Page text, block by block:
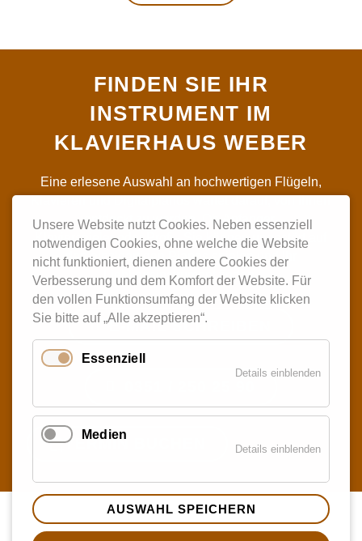
FINDEN SIE IHR
INSTRUMENT IM
KLAVIERHAUS WEBER
Eine erlesene Auswahl an hochwertigen Flügeln,
Klavieren und Digitalpianos wartet darauf, von Ihnen
entdeckt zu werden. Ob Anfänger,
Klavierspieler oder Profi– Sie können ungestört auf
den einzigartigen Pianos spielen und Ihr
Lieblingsinstrument finden.
E-MAIL SCHREIBEN
TERMIN BUCHEN
Unsere Website nutzt Cookies. Neben essenziell
notwendigen Cookies, ohne welche die Website
nicht funktioniert, dienen andere Cookies der
Verbesserung und dem Komfort der Website. Für
den vollen Funktionsumfang der Website klicken
Sie bitte auf „Alle akzeptieren“.
Essenziell
Details einblenden
Medien
Details einblenden
AUSWAHL SPEICHERN